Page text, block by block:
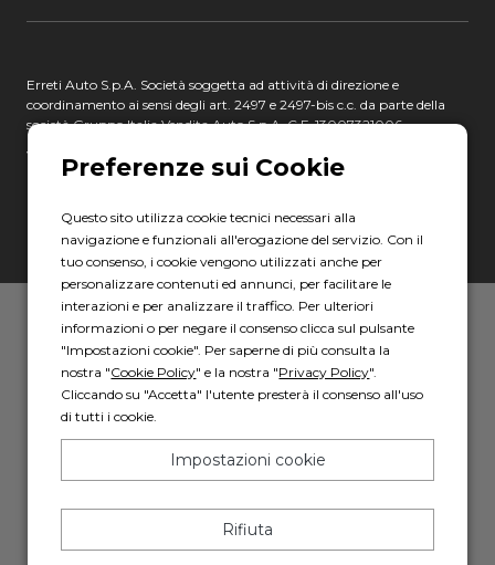
Erreti Auto S.p.A. Società soggetta ad attività di direzione e
coordinamento ai sensi degli art. 2497 e 2497-bis c.c. da parte della
società Gruppo Italia Vendita Auto S.p.A. C.F. 13007321006
Via Giovanni Nicotera, 29 - 00195 Roma
PEC: erretiauto@legalmail.it
Privacy policy -Cookie policy
Powered by AD HOC
Questo sito utilizza cookie tecnici necessari alla
navigazione e funzionali all'erogazione del servizio. Con il
tuo consenso, i cookie vengono utilizzati anche per
personalizzare contenuti ed annunci, per facilitare le
interazioni e per analizzare il traffico. Per ulteriori
informazioni o per negare il consenso clicca sul pulsante
"Impostazioni cookie". Per saperne di più consulta la
nostra "Cookie Policy" e la nostra "Privacy Policy".
Cliccando su "Accetta" l'utente presterà il consenso all'uso
di tutti i cookie.
Impostazioni cookie
Rifiuta